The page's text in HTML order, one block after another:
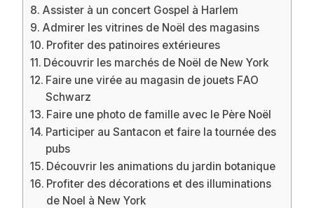
Assister à un concert Gospel à Harlem
Admirer les vitrines de Noël des magasins
Profiter des patinoires extérieures
Découvrir les marchés de Noël de New York
Faire une virée au magasin de jouets FAO
Schwarz
Faire une photo de famille avec le Père Noël
Participer au Santacon et faire la tournée des
pubs
Découvrir les animations du jardin botanique
Profiter des décorations et des illuminations
de Noel à New York